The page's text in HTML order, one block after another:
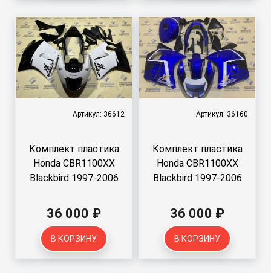
Артикул: 36612
Комплект пластика
Honda CBR1100XX
Blackbird 1997-2006
36 000 ₽
В КОРЗИНУ
Артикул: 36160
Комплект пластика
Honda CBR1100XX
Blackbird 1997-2006
36 000 ₽
В КОРЗИНУ